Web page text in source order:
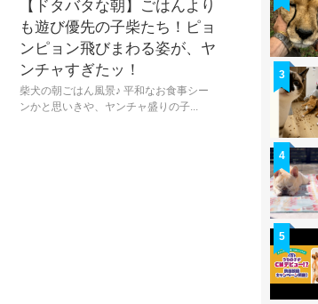
【ドタバタな朝】ごはんより
も遊び優先の子柴たち！ピョ
ンピョン飛びまわる姿が、ヤ
ンチャすぎたッ！
柴犬の朝ごはん風景♪ 平和なお食事シー
ンかと思いきや、ヤンチャ盛りの子...
3
4
5